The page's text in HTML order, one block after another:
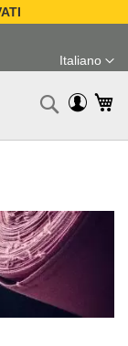
Lingua
Italiano